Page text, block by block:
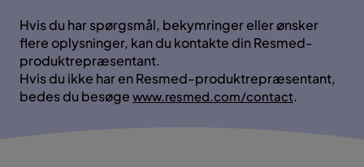
Hvis du har spørgsmål, bekymringer eller ønsker
flere oplysninger, kan du kontakte din Resmed-
produktrepræsentant.
Hvis du ikke har en Resmed-produktrepræsentant,
bedes du besøge www.resmed.com/contact.